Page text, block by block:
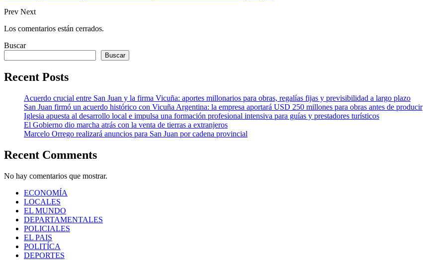
Prev Next
Los comentarios están cerrados.
Buscar
Buscar
Recent Posts
Acuerdo crucial entre San Juan y la firma Vicuña: aportes millonarios para obras, regalías fijas y previsibilidad a largo plazo
San Juan firmó un acuerdo histórico con Vicuña Argentina: la empresa aportará USD 250 millones para obras antes de producir
Iglesia apuesta al desarrollo local e impulsa una formación profesional intensiva para guías y prestadores turísticos
El Gobierno dio marcha atrás con la venta de tierras a extranjeros
Marcelo Orrego realizará anuncios para San Juan por cadena provincial
Recent Comments
No hay comentarios que mostrar.
ECONOMÍA
LOCALES
EL MUNDO
DEPARTAMENTALES
POLICIALES
EL PAIS
POLITÍCA
DEPORTES